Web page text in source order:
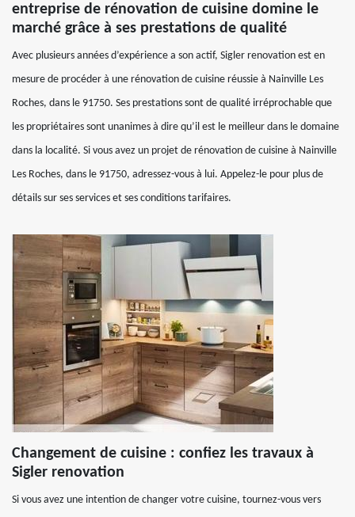
entreprise de rénovation de cuisine domine le
marché grâce à ses prestations de qualité
Avec plusieurs années d’expérience a son actif, Sigler renovation est en
mesure de procéder à une rénovation de cuisine réussie à Nainville Les
Roches, dans le 91750. Ses prestations sont de qualité irréprochable que
les propriétaires sont unanimes à dire qu’il est le meilleur dans le domaine
dans la localité. Si vous avez un projet de rénovation de cuisine à Nainville
Les Roches, dans le 91750, adressez-vous à lui. Appelez-le pour plus de
détails sur ses services et ses conditions tarifaires.
Changement de cuisine : confiez les travaux à
Sigler renovation
Si vous avez une intention de changer votre cuisine, tournez-vous vers